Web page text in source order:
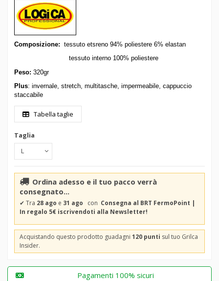
Composizione: tessuto etsreno 94% poliestere 6% elastan
tessuto interno 100% poliestere
Peso: 320gr
Plus: invernale, stretch, multitasche, impermeabile, cappuccio
staccabile
Tabella taglie
Taglia
Ordina adesso e il tuo pacco verrà
consegnato...
✔ Tra 28 ago e 31 ago con Consegna al BRT FermoPoint |
In regalo 5€ iscrivendoti alla Newsletter!
Acquistando questo prodotto guadagni 120 punti sul tuo Grilca
Insider.
Pagamenti 100% sicuri